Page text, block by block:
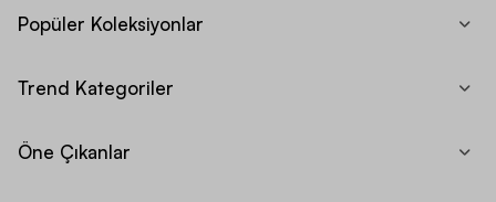
Popüler Koleksiyonlar
Trend Kategoriler
Öne Çıkanlar